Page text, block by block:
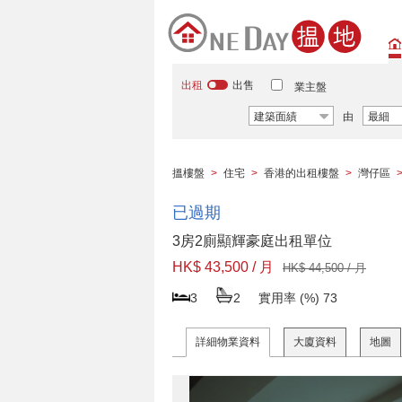
出租 出售 業主盤
建築面績 由 最細
搵樓盤 > 住宅 > 香港的出租樓盤 > 灣仔區 >
已過期
3房2廁顯輝豪庭出租單位
HK$ 43,500 / 月
HK$ 44,500 / 月
3 2 實用率 (%) 73
詳細物業資料 大廈資料 地圖